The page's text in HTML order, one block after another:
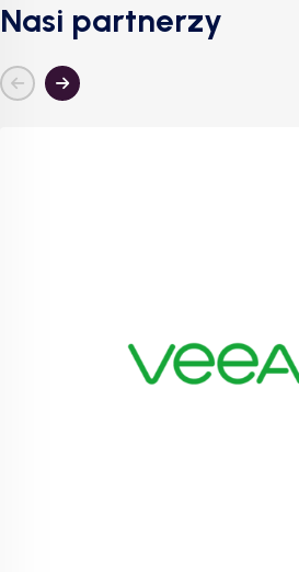
Nasi partnerzy